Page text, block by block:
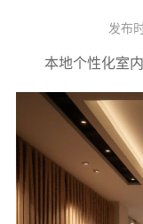
发布
本地个性化室